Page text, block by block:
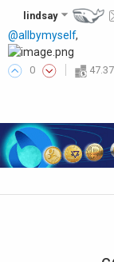
lindsay
@allbymyself,
0